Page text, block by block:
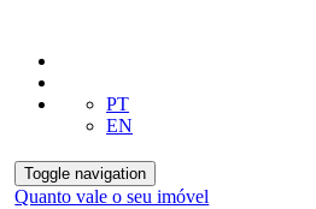
PT
EN
Toggle navigation
Quanto vale o seu imóvel